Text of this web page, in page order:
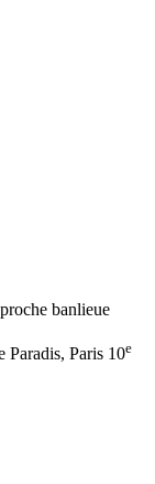
banlieue
Paris 10e